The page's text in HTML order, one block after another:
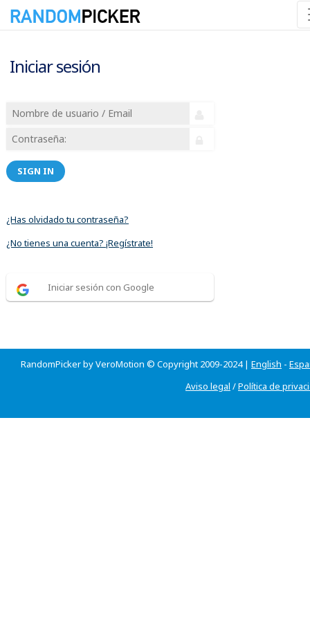
Iniciar sesión
SIGN IN
¿Has olvidado tu contraseña?
¿No tienes una cuenta? ¡Regístrate!
Iniciar sesión con Google
RandomPicker by VeroMotion © Copyright 2009-2024 | English -
Aviso legal /Política de